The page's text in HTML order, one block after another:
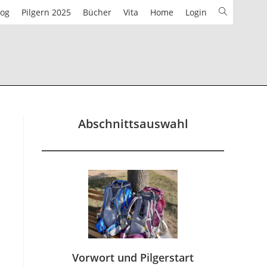
Pilgern 2025 Bücher Vita Home Login Website-
Abschnittsauswahl
Vorwort und Pilgerstart